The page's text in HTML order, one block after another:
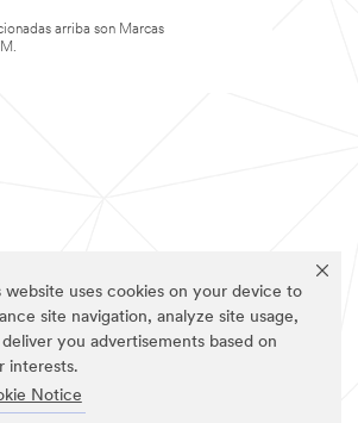
website uses cookies on your device to
site navigation, analyze site usage,
you advertisements based on
interests.
Notice
arriba son Marcas